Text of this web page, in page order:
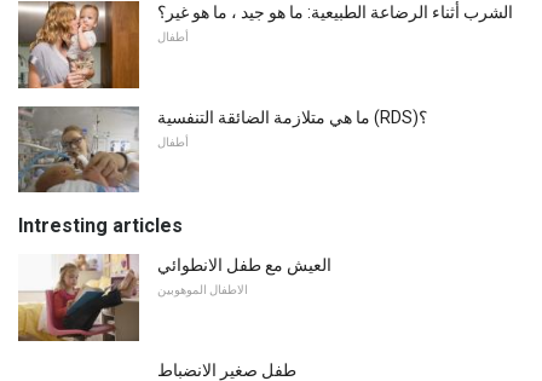
الشرب أثناء الرضاعة الطبيعية: ما هو جيد ، ما هو غير؟
أطفال
ما هي متلازمة الضائقة التنفسية (RDS)؟
أطفال
Intresting articles
العيش مع طفل الانطوائي
الاطفال الموهوبين
طفل صغير الانضباط